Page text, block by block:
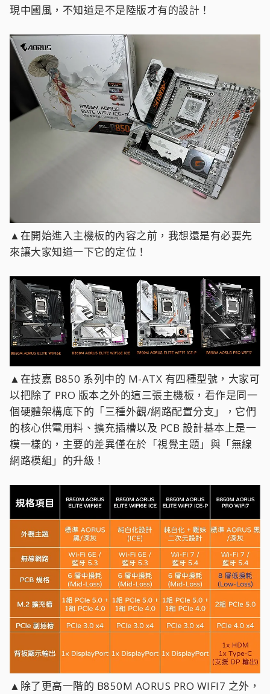
現中國風，不知道是不是陸版才有的設計！
▲在開始進入主機板的內容之前，我想還是有必要先
來讓大家知道一下它的定位！
▲在技嘉 B850 系列中的 M-ATX 有四種型號，大家可
以把除了 PRO 版本之外的這三張主機板，看作是同一
個硬體架構底下的「三種外觀/網路配置分支」，它們
的核心供電用料、擴充插槽以及 PCB 設計基本上是一
模一樣的，主要的差異僅在於「視覺主題」與「無線
網路模組」的升級！
▲除了更高一階的 B850M AORUS PRO WIFI7 之外，